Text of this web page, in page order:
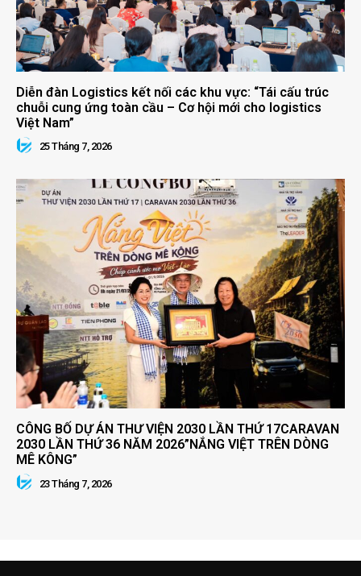
Diễn đàn Logistics kết nối các khu vực: “Tái cấu trúc
chuỗi cung ứng toàn cầu – Cơ hội mới cho logistics
Việt Nam”
25 Tháng 7, 2026
CÔNG BỐ DỰ ÁN THƯ VIỆN 2030 LẦN THỨ 17CARAVAN
2030 LẦN THỨ 36 NĂM 2026”NẮNG VIỆT TRÊN DÒNG
MÊ KÔNG”
23 Tháng 7, 2026